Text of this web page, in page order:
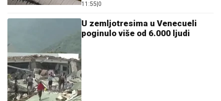
11:55 0
U zemljotresima u Venecueli
poginulo više od 6.000 ljudi